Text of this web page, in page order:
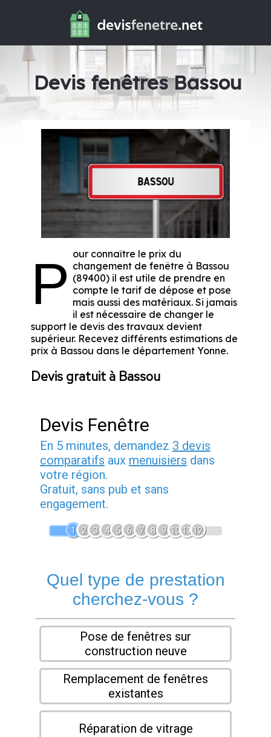
Devis fenêtres Bassou
P our connaître le prix du
changement de fenêtre à Bassou
(89400) il est utile de prendre en
compte le tarif de dépose et pose
mais aussi des matériaux. Si jamais
il est nécessaire de changer le
support le devis des travaux devient
supérieur. Recevez différents estimations de
prix à Bassou dans le département Yonne.
Devis gratuit à Bassou
Devis Fenêtre
En 5 minutes, demandez 3 devis
comparatifs aux menuisiers dans
votre région.
Gratuit, sans pub et sans
engagement.
1 2 3 4 5 6 7 8 9 1011 12
Quel type de prestation
cherchez-vous ?
Pose de fenêtres sur
construction neuve
Remplacement de fenêtres
existantes
Réparation de vitrage